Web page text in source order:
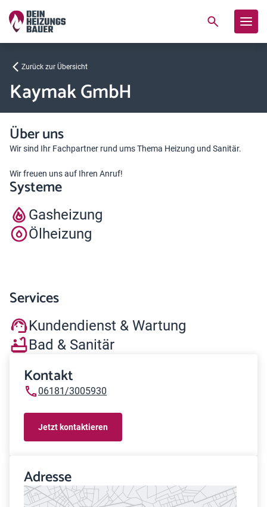
Zurück zur Übersicht
Kaymak GmbH
Über uns
Wir sind Ihr Fachpartner rund ums Thema Heizung und Sanitär.
Wir freuen uns auf Ihren Anruf!
Systeme
Gasheizung
Ölheizung
Services
Kundendienst & Wartung
Bad & Sanitär
Kontakt
06181/3005930
Jetzt kontaktieren
Adresse